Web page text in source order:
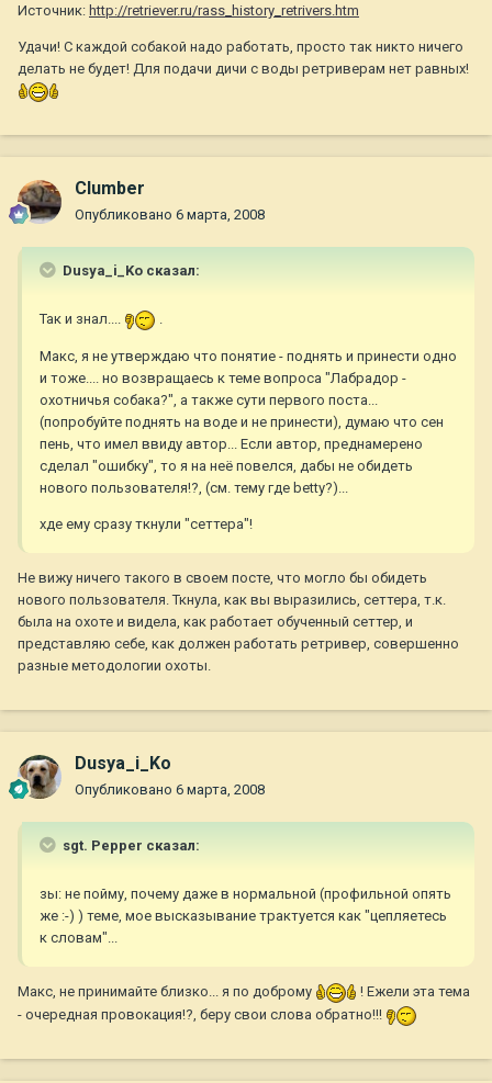
Источник: http://retriever.ru/rass_history_retrivers.htm
Удачи! С каждой собакой надо работать, просто так никто ничего
делать не будет! Для подачи дичи с воды ретриверам нет равных!
Clumber
Опубликовано 6 марта, 2008
Dusya_i_Ko сказал:
Так и знал.... .
Макс, я не утверждаю что понятие - поднять и принести одно
и тоже.... но возвращаесь к теме вопроса "Лабрадор -
охотничья собака?", а также сути первого поста...
(попробуйте поднять на воде и не принести), думаю что сен
пень, что имел ввиду автор... Если автор, преднамерено
сделал "ошибку", то я на неё повелся, дабы не обидеть
нового пользователя!?, (см. тему где betty?)...
хде ему сразу ткнули "сеттера"!
Не вижу ничего такого в своем посте, что могло бы обидеть
нового пользователя. Ткнула, как вы выразились, сеттера, т.к.
была на охоте и видела, как работает обученный сеттер, и
представляю себе, как должен работать ретривер, совершенно
разные методологии охоты.
Dusya_i_Ko
Опубликовано 6 марта, 2008
sgt. Pepper сказал:
зы: не пойму, почему даже в нормальной (профильной опять
же :-) ) теме, мое высказывание трактуется как "цепляетесь
к словам"...
Макс, не принимайте близко... я по доброму
! Ежели эта тема
- очередная провокация!?, беру свои слова обратно!!!